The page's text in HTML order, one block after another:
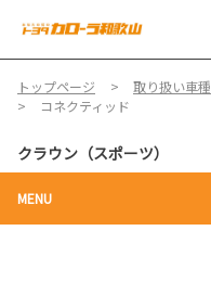
トップページ 取り扱い車種
コネクティッド
クラウン（スポーツ）
MENU